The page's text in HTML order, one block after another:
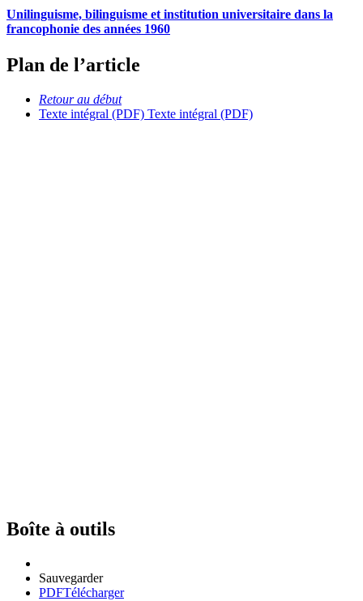
Unilinguisme, bilinguisme et institution universitaire dans la
francophonie des années 1960
Plan de l’article
Retour au début
Texte intégral (PDF) Texte intégral (PDF)
Boîte à outils
Sauvegarder
PDFTélécharger